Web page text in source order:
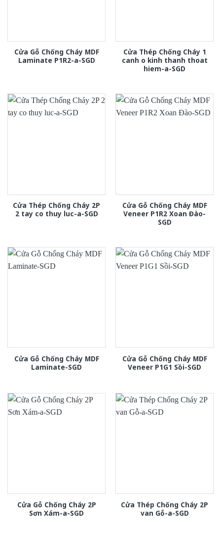
Cửa Gỗ Chống Cháy MDF
Laminate P1R2-a-SGD
Cửa Thép Chống Cháy 1
canh o kinh thanh thoat
hiem-a-SGD
Cửa Thép Chống Cháy 2P
2 tay co thuy luc-a-SGD
Cửa Gỗ Chống Cháy MDF
Veneer P1R2 Xoan Đào-
SGD
Cửa Gỗ Chống Cháy MDF
Laminate-SGD
Cửa Gỗ Chống Cháy MDF
Veneer P1G1 Sồi-SGD
Cửa Gỗ Chống Cháy 2P
Sơn Xám-a-SGD
Cửa Thép Chống Cháy 2P
van Gỗ-a-SGD